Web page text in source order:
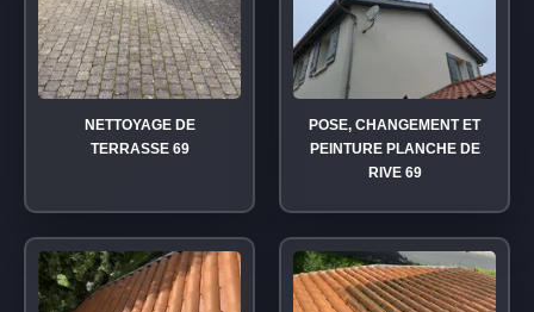
NETTOYAGE DE
TERRASSE 69
POSE, CHANGEMENT ET
PEINTURE PLANCHE DE
RIVE 69